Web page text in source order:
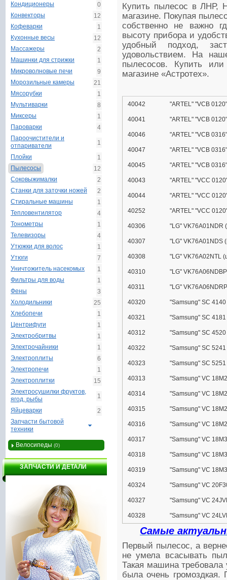
Купить пылесос в ЛНР,
магазине. Покупая
собственно не важно
высоту прибора и
удобный подход,
удовольствием. На
пылесосов. Купить
магазине «Астротех».
40042 "ARTEL" "VCB
40041 "ARTEL" "VCB
40046 "ARTEL" "VCB
40047 "ARTEL" "VCB
40045 "ARTEL" "VCB
40043 "ARTEL" "VCC
40044 "ARTEL" "VCC
40252 "ARTEL" "VCC
40306 "LG" VK76A01NDR
40307 "LG" VK76A01NDS
40308 "LG" VK76A02NTL
40310 "LG"
40311 "LG"
40320 "Samsung" SC
40321 "Samsung" SC
40312 "Samsung" SC
40322 "Samsung" SC
40323 "Samsung" SC
40313 "Samsung" VC
40314 "Samsung" VC
40315 "Samsung" VC
40316 "Samsung" VC
40317 "Samsung" VC
40318 "Samsung" VC
40319 "Samsung" VC
40324 "Samsung" VC
40327 "Samsung" VC
40328 "Samsung" VC
Самые
Первый пылесос, а
не умела всасывать
Такая машина требовала
была очень
Кондиционеры
0
Конвекторы
12
Кофеварки
1
Кухонные весы
12
Массажеры
2
Машинки для стрижки
1
Микроволновые печи
9
Морозильные камеры
21
Мясорубки
1
Мультиварки
8
Миксеры
1
Пароварки
4
Пароочистители и
отпариватели
1
Плойки
1
Пылесосы
12
Соковыжималки
2
Станки для заточки ножей
2
Стиральные машины
1
Тепловентилятор
4
Тонометры
1
Телевизоры
4
Утюжки для волос
1
Утюги
7
Уничтожитель насекомых
1
Фильтры для воды
1
Фены
3
Холодильники
25
Хлебопечи
1
Центрифуги
1
Электробритвы
1
Электрочайники
1
Электроплиты
6
Электропечи
1
Электроплитки
15
Электросушилки фруктов,
ягод, рыбы
1
Яйцеварки
2
Запчасти бытовой
техники
Велосипеды (0)
ЗАПЧАСТИ И ДЕТАЛИ